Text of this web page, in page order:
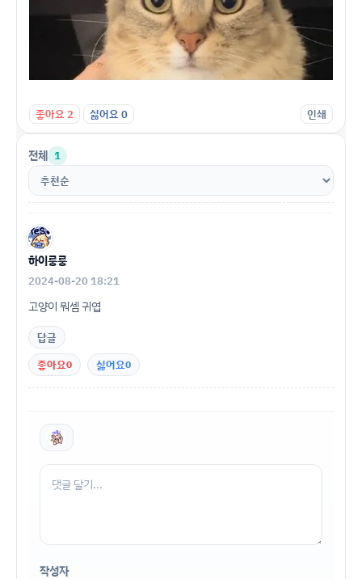
좋아요 2 싫어요 0 인쇄
전체 1
하이룽룽
2024-08-20 18:21
고양이 뭐셈 귀엽
답글
좋아요0 싫어요0
작성자